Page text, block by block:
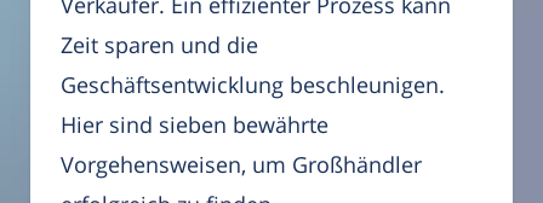
Zeit sparen und die
Geschäftsentwicklung beschleunigen.
Hier sind sieben bewährte
Vorgehensweisen, um Großhändler